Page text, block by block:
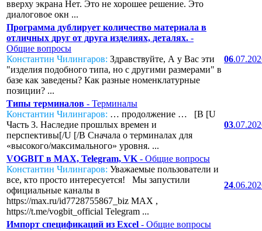
вверху экрана Нет. Это не хорошее решение. Это
диалоговое окн ...
Программа дублирует количество материала в
отличных друг от друга изделиях, деталях. -
Общие вопросы
Константин Чилингаров: Здравствуйте, А у Вас эти
"изделия подобного типа, но с другими размерами" в
базе как заведены? Как разные номенклатурные
позиции? ...
06
Типы терминалов - Терминалы
Константин Чилингаров: … продолжение … [B [U
Часть 3. Наследие прошлых времен и
перспективы[/U [/B Сначала о терминалах для
«высокого/максимального» уровня. ...
03
VOGBIT в MAX, Telegram, VK - Общие вопросы
Константин Чилингаров: Уважаемые пользователи и
все, кто просто интересуется! Мы запустили
официальные каналы в
https://max.ru/id7728755867_biz MAX ,
https://t.me/vogbit_official Telegram ...
24
Импорт спецификаций из Excel - Общие вопросы